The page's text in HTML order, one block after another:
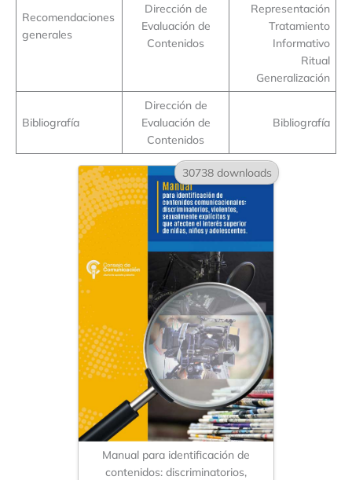
Recomendaciones
generales
Dirección de
Evaluación de
Contenidos
Representación
Tratamiento
Informativo
Ritual
Generalización
Bibliografía
Dirección de
Evaluación de
Contenidos
Bibliografía
30738 downloads
Manual para identificación de
contenidos: discriminatorios,